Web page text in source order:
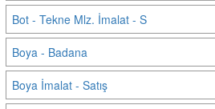
Bot - Tekne Mlz. İmalat - S
Boya - Badana
Boya İmalat - Satış